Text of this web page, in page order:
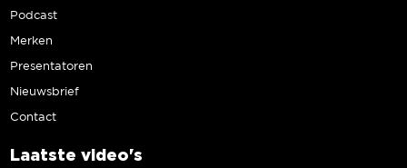
Podcast
Merken
Presentatoren
Nieuwsbrief
Contact
Laatste video's